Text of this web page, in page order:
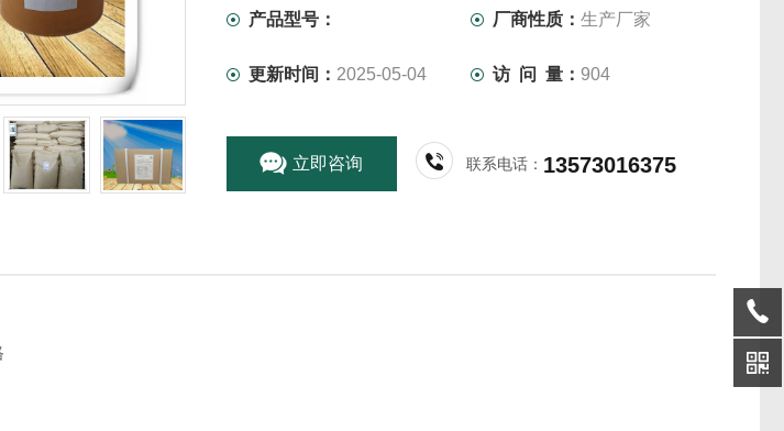
别名： 叔丁基对羟基茴香醚；丁基大茴醚；BHA
分子量：180.25
BHA 抗氧化剂BHA 丁基羟基茴香醚 现货 供应bha
产品型号： 厂商性质：生产厂家
更新时间： 2025-05-04 访 问 量： 904
立即咨询 联系电话： 13573016375